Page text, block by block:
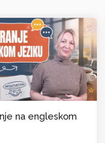
na engleskom